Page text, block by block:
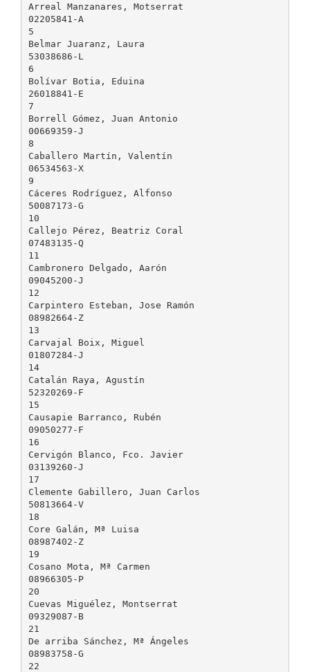
Arreal Manzanares, Motserrat
02205841-A
5
Belmar Juaranz, Laura
53038686-L
6
Bolívar Botia, Eduina
26018841-E
7
Borrell Gómez, Juan Antonio
00669359-J
8
Caballero Martín, Valentín
06534563-X
9
Cáceres Rodríguez, Alfonso
50087173-G
10
Callejo Pérez, Beatriz Coral
07483135-Q
11
Cambronero Delgado, Aarón
09045200-J
12
Carpintero Esteban, Jose Ramón
08982664-Z
13
Carvajal Boix, Miguel
01807284-J
14
Catalán Raya, Agustín
52320269-F
15
Causapie Barranco, Rubén
09050277-F
16
Cervigón Blanco, Fco. Javier
03139260-J
17
Clemente Gabillero, Juan Carlos
50813664-V
18
Core Galán, Mª Luisa
08987402-Z
19
Cosano Mota, Mª Carmen
08966305-P
20
Cuevas Miguélez, Montserrat
09329087-B
21
De arriba Sánchez, Mª Ángeles
08983758-G
22